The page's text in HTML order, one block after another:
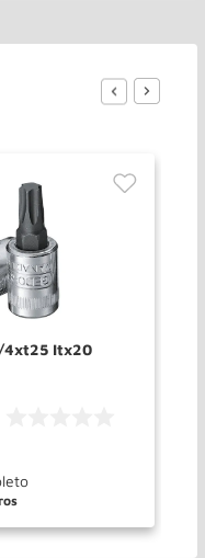
4xt25 Itx20
COMPRAR